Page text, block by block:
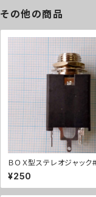
その他の商品
ＢＯＸ型ステレオジャック
¥250